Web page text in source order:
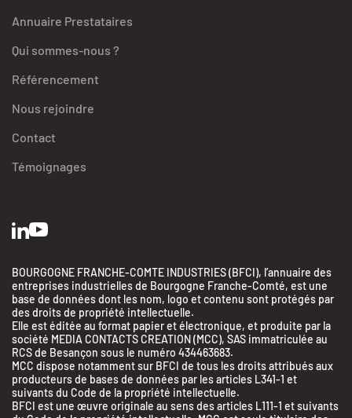
Annuaire Prestataires
Qui sommes-nous ?
Référencement
Nous rejoindre
Contact
Témoignages
BOURGOGNE FRANCHE-COMTE INDUSTRIES (BFCI), l’annuaire des
entreprises industrielles de Bourgogne Franche-Comté, est une
base de données dont les nom, logo et contenu sont protégés par
des droits de propriété intellectuelle.
Elle est éditée au format papier et électronique, et produite par la
société MEDIA CONTACTS CREATION (MCC), SAS immatriculée au
RCS de Besançon sous le numéro 434463683.
MCC dispose notamment sur BFCI de tous les droits attribués aux
producteurs de bases de données par les articles L341-1 et
suivants du Code de la propriété intellectuelle.
BFCI est une œuvre originale au sens des articles L111-1 et suivants